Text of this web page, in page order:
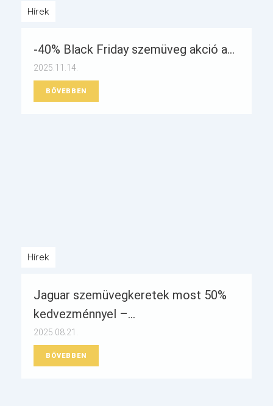
Hírek
-40% Black Friday szemüveg akció a...
2025.11.14.
BŐVEBBEN
Hírek
Jaguar szemüvegkeretek most 50%
kedvezménnyel –...
2025.08.21.
BŐVEBBEN